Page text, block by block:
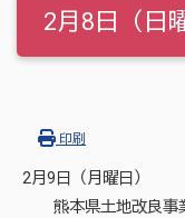
2月8日（日
印刷
2月9日（月曜日）
熊本県土地改良事